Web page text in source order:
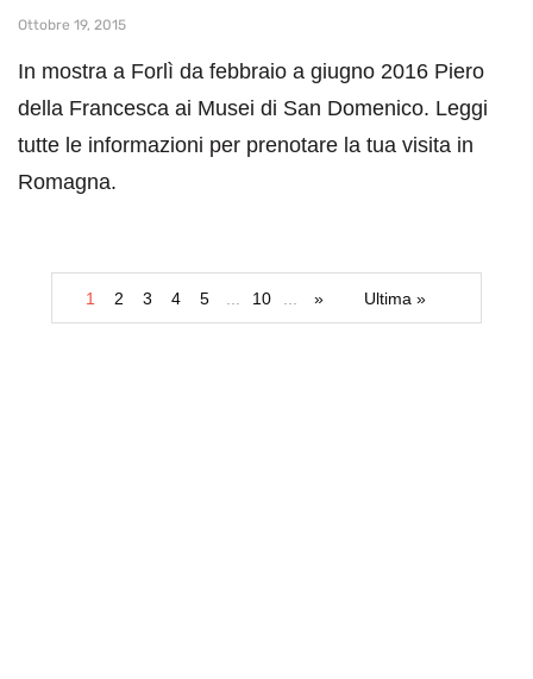
Ottobre 19, 2015
In mostra a Forlì da febbraio a giugno 2016 Piero
della Francesca ai Musei di San Domenico. Leggi
tutte le informazioni per prenotare la tua visita in
Romagna.
1 2 3 4 5 10 » Ultima »